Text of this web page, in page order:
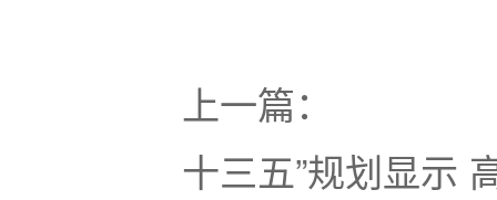
上一篇：
十三五”规划显示